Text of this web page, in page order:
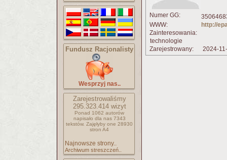
Fundusz Racjonalisty
Wesprzyj nas..
Zarejestrowaliśmy
295.323.414wizyt
Ponad 1062 autorów
napisało dla nas 7343
tekstów. Zajęłyby one 28930
stron A4
Najnowsze strony..
Archiwum streszczeń..
Numer GG:
WWW:
http://
Zainteresowania:
technologie
Zarejestrowany:
2024-